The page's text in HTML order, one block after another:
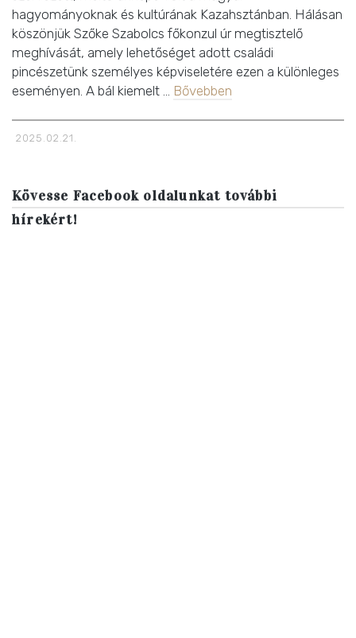
hagyományoknak és kultúrának Kazahsztánban. Hálásan
köszönjük Szőke Szabolcs főkonzul úr megtisztelő
meghívását, amely lehetőséget adott családi
pincészetünk személyes képviseletére ezen a különleges
eseményen. A bál kiemelt … Bővebben
2025.02.21.
Kövesse Facebook oldalunkat további
hírekért!